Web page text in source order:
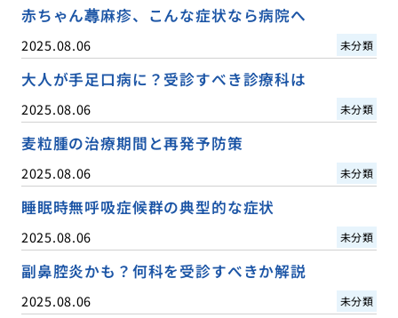
赤ちゃん蕁麻疹、こんな症状なら病院へ
2025.08.06 未分類
大人が手足口病に？受診すべき診療科は
2025.08.06 未分類
麦粒腫の治療期間と再発予防策
2025.08.06 未分類
睡眠時無呼吸症候群の典型的な症状
2025.08.06 未分類
副鼻腔炎かも？何科を受診すべきか解説
2025.08.06 未分類